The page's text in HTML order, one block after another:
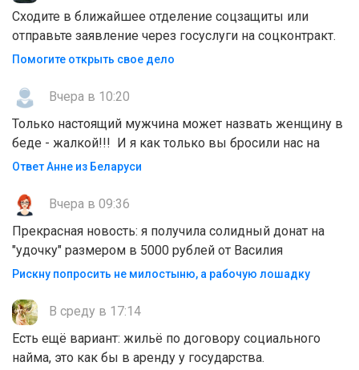
Сходите в ближайшее отделение соцзащиты или
отправьте заявление через госуслуги на соцконтракт.
Помогите открыть свое дело
Вчера в 10:20
Только настоящий мужчина может назвать женщину в
беде - жалкой!!! И я как только вы бросили нас на
Ответ Анне из Беларуси
Вчера в 09:36
Прекрасная новость: я получила солидный донат на
"удочку" размером в 5000 рублей от Василия
Рискну попросить не милостыню, а рабочую лошадку
В среду в 17:14
Есть ещё вариант: жильё по договору социального
найма, это как бы в аренду у государства.